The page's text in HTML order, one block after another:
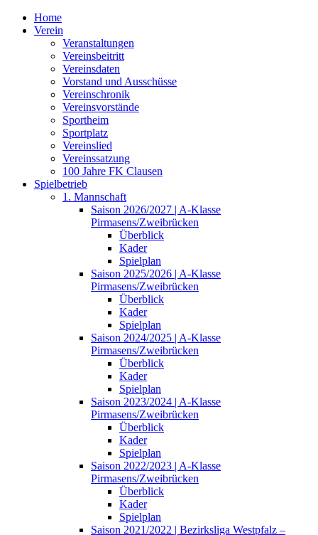
Home
Verein
Veranstaltungen
Vereinsbeitritt
Vereinsdaten
Vorstand und Ausschüsse
Vereinschronik
Vereinsvorstände
Sportheim
Sportplatz
Vereinslied
Vereinssatzung
100 Jahre FK Clausen
Spielbetrieb
1. Mannschaft
Saison 2026/2027 | A-Klasse
Pirmasens/Zweibrücken
Überblick
Kader
Spielplan
Saison 2025/2026 | A-Klasse
Pirmasens/Zweibrücken
Überblick
Kader
Spielplan
Saison 2024/2025 | A-Klasse
Pirmasens/Zweibrücken
Überblick
Kader
Spielplan
Saison 2023/2024 | A-Klasse
Pirmasens/Zweibrücken
Überblick
Kader
Spielplan
Saison 2022/2023 | A-Klasse
Pirmasens/Zweibrücken
Überblick
Kader
Spielplan
Saison 2021/2022 | Bezirksliga Westpfalz –